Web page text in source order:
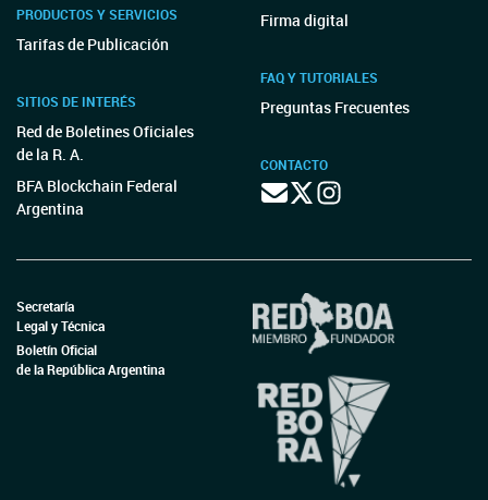
PRODUCTOS Y SERVICIOS
Tarifas de Publicación
SITIOS DE INTERÉS
Red de Boletines Oficiales
de la R. A.
BFA Blockchain Federal
Argentina
Firma digital
FAQ Y TUTORIALES
Preguntas Frecuentes
CONTACTO
Secretaría
Legal y Técnica
Boletín Oficial
de la República Argentina